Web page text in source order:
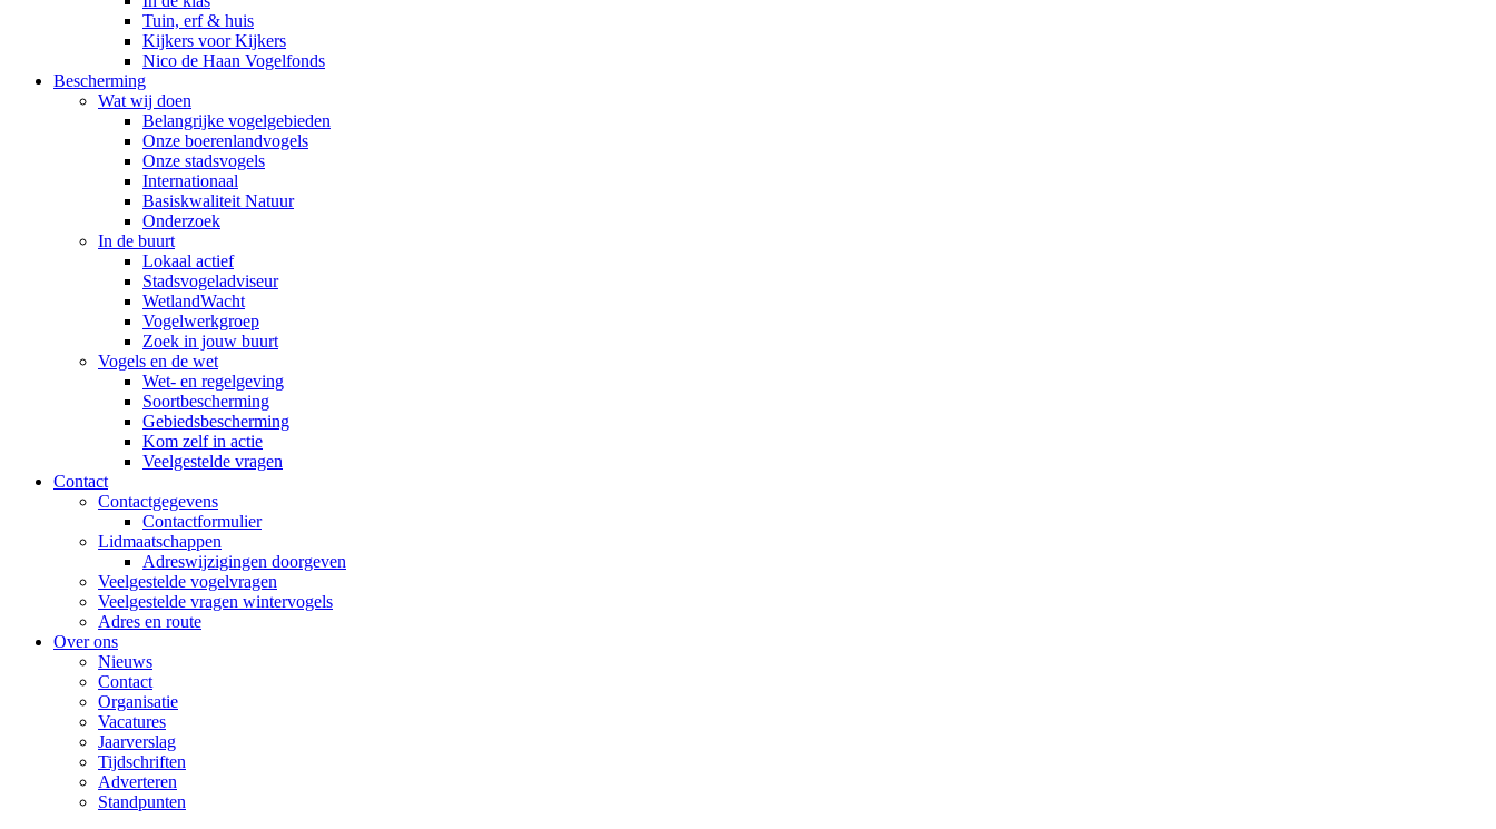
Tuin, erf & huis
Kijkers voor Kijkers
Nico de Haan Vogelfonds
Bescherming
Wat wij doen
Belangrijke vogelgebieden
Onze boerenlandvogels
Onze stadsvogels
Internationaal
Basiskwaliteit Natuur
Onderzoek
In de buurt
Lokaal actief
Stadsvogeladviseur
WetlandWacht
Vogelwerkgroep
Zoek in jouw buurt
Vogels en de wet
Wet- en regelgeving
Soortbescherming
Gebiedsbescherming
Kom zelf in actie
Veelgestelde vragen
Contact
Contactgegevens
Contactformulier
Lidmaatschappen
Adreswijzigingen doorgeven
Veelgestelde vogelvragen
Veelgestelde vragen wintervogels
Adres en route
Over ons
Nieuws
Contact
Organisatie
Vacatures
Jaarverslag
Tijdschriften
Adverteren
Standpunten